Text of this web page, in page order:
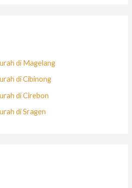
di Magelang
di Cibinong
di Cirebon
di Sragen